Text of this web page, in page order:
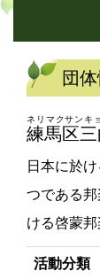
団
練馬区
ネリマクサンキ
日本に於
つである邦楽 尺八、箏、三絃の発展、特に練
ける啓蒙
活動分類